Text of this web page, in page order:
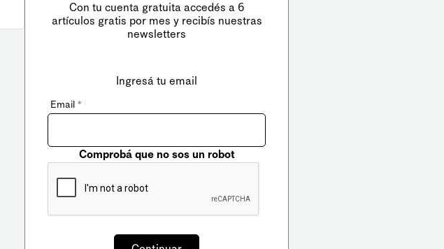
Con tu cuenta gratuita accedés a 6
artículos gratis por mes y recibís nuestras
newsletters
Ingresá tu email
Email *
Comprobá que no sos un robot